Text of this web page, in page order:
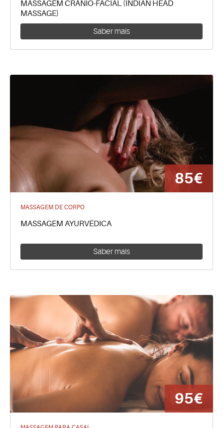
MASSAGEM CRÂNIO-FACIAL (INDIAN HEAD
MASSAGE)
Saber mais
85€
MASSAGEM DE CORPO
MASSAGEM AYURVÉDICA
Saber mais
95€